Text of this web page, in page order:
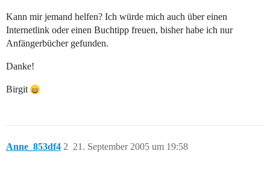
Kann mir jemand helfen? Ich würde mich auch über einen
Internetlink oder einen Buchtipp freuen, bisher habe ich nur
Anfängerbücher gefunden.
Danke!
Birgit
Anne_853df4 21. September 2005 um 19:58
2